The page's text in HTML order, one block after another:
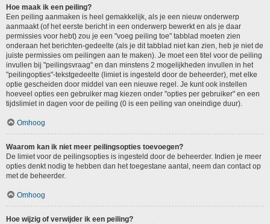
Hoe maak ik een peiling?
Een peiling aanmaken is heel gemakkelijk, als je een nieuw onderwerp
aanmaakt (of het eerste bericht in een onderwerp bewerkt en als je daar
permissies voor hebt) zou je een "voeg peiling toe" tabblad moeten zien
onderaan het berichten-gedeelte (als je dit tabblad niet kan zien, heb je niet de
juiste permissies om peilingen aan te maken). Je moet een titel voor de peiling
invullen bij "peilingsvraag" en dan minstens 2 mogelijkheden invullen in het
"peilingopties"-tekstgedeelte (limiet is ingesteld door de beheerder), met elke
optie gescheiden door middel van een nieuwe regel. Je kunt ook instellen
hoeveel opties een gebruiker mag kiezen onder "opties per gebruiker" en een
tijdslimiet in dagen voor de peiling (0 is een peiling van oneindige duur).
Omhoog
Waarom kan ik niet meer peilingsopties toevoegen?
De limiet voor de peilingsopties is ingesteld door de beheerder. Indien je meer
opties denkt nodig te hebben dan het toegestane aantal, neem dan contact op
met de beheerder.
Omhoog
Hoe wijzig of verwijder ik een peiling?